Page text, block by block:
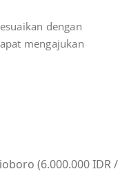
dengan
mengajukan
(6.000.000 IDR /